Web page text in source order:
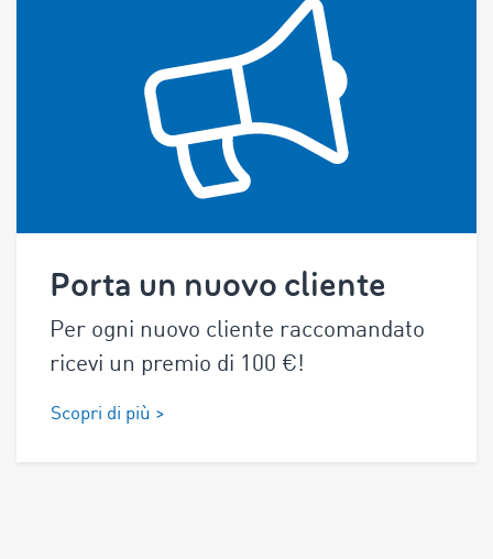
Porta un nuovo cliente
Per ogni nuovo cliente raccomandato
ricevi un premio di 100 €!
Scopri di più >